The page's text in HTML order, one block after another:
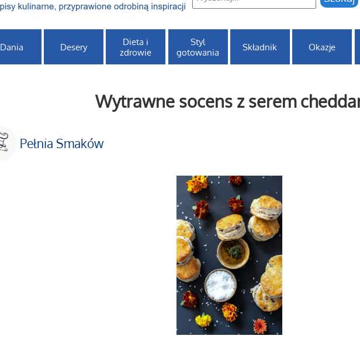
Dania Desery
Dieta i
zdrowie
Styl
gotowania
Składnik Okazje
Wytrawne socens z serem
Pełnia Smaków